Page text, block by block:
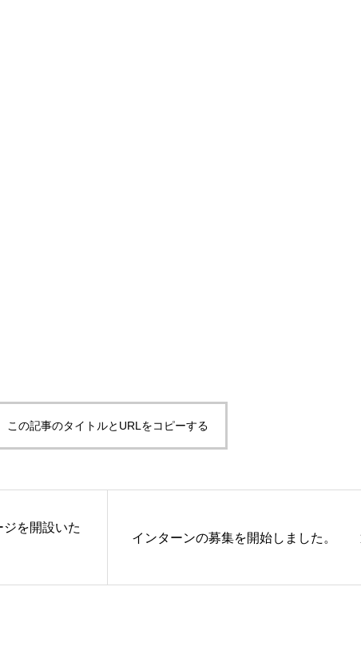
この記事のタイトルとURLをコピーする
を開設いた
インターンの募集を開始しました。